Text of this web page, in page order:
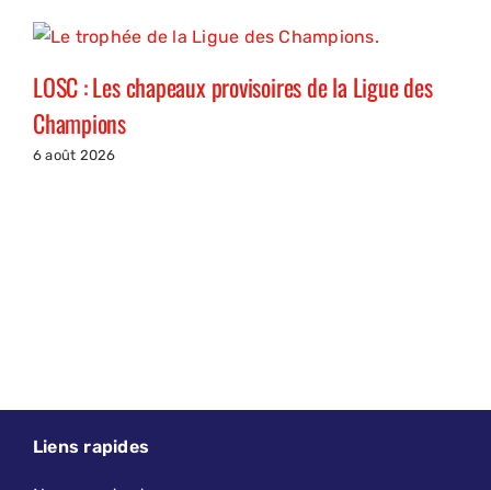
LOSC : Les chapeaux provisoires de la Ligue des
Champions
6 août 2026
Liens rapides